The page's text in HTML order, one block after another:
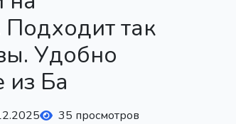
Подходит так
Удобно
из Ба
35 просмотров